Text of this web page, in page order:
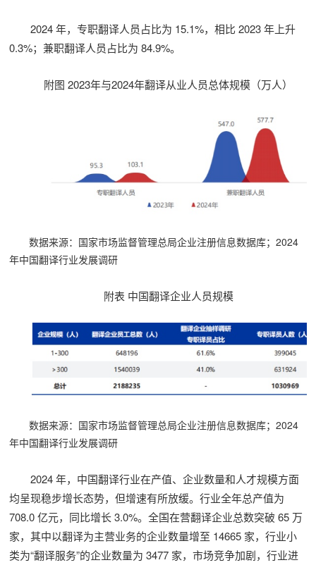
2024 年，专职翻译人员占比为 15.1%，相比 2023 年上升
0.3%；兼职翻译人员占比为 84.9%。
附图 2023年与2024年翻译从业人员总体规模（万人）
数据来源：国家市场监督管理总局企业注册信息数据库；2024
年中国翻译行业发展调研
附表 中国翻译企业人员规模
数据来源：国家市场监督管理总局企业注册信息数据库；2024
年中国翻译行业发展调研
2024 年，中国翻译行业在产值、企业数量和人才规模方面
均呈现稳步增长态势，但增速有所放缓。行业全年总产值为
708.0 亿元，同比增长 3.0%。全国在营翻译企业总数突破 65 万
家，其中以翻译为主营业务的企业数量增至 14665 家，行业小
类为“翻译服务”的企业数量为 3477 家，市场竞争加剧，行业进